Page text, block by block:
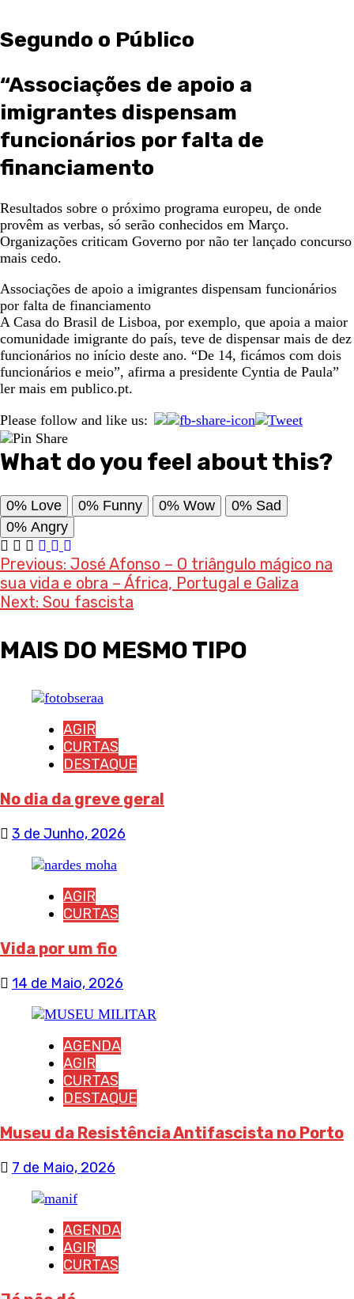
Segundo o Público
“Associações de apoio a
imigrantes dispensam
funcionários por falta de
financiamento
Resultados sobre o próximo programa europeu, de onde
provêm as verbas, só serão conhecidos em Março.
Organizações criticam Governo por não ter lançado concurso
mais cedo.
Associações de apoio a imigrantes dispensam funcionários
por falta de financiamento
A Casa do Brasil de Lisboa, por exemplo, que apoia a maior
comunidade imigrante do país, teve de dispensar mais de dez
funcionários no início deste ano. “De 14, ficámos com dois
funcionários e meio”, afirma a presidente Cyntia de Paula”
ler mais em publico.pt.
Please follow and like us:
What do you feel about this?
0% Love 0% Funny 0% Wow 0% Sad
0% Angry
Post
navigation
Previous: José Afonso – O triângulo mágico na
sua vida e obra – África, Portugal e Galiza
Next: Sou fascista
MAIS DO MESMO TIPO
AGIR
CURTAS
DESTAQUE
No dia da greve geral
3 de Junho, 2026
AGIR
CURTAS
Vida por um fio
14 de Maio, 2026
AGENDA
AGIR
CURTAS
DESTAQUE
Museu da Resistência Antifascista no Porto
7 de Maio, 2026
AGENDA
AGIR
CURTAS